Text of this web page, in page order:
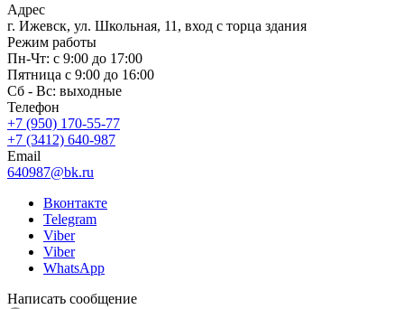
Адрес
г. Ижевск, ул. Школьная, 11, вход с торца здания
Режим работы
Пн-Чт: с 9:00 до 17:00
Пятница с 9:00 до 16:00
Сб - Вс: выходные
Телефон
+7 (950) 170-55-77
+7 (3412) 640-987
Email
640987@bk.ru
Вконтакте
Telegram
Viber
Viber
WhatsApp
Написать сообщение